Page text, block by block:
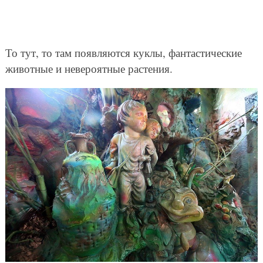
То тут, то там появляются куклы, фантастические
животные и невероятные растения.